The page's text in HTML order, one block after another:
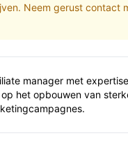
Neem gerust contact
manager met
het opbouwen van